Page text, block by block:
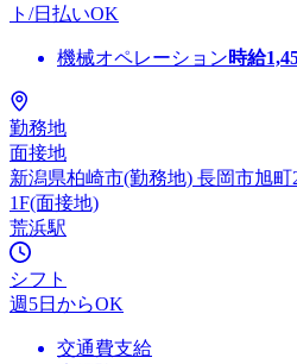
ト/日払いOK
機械オペレーション時給
勤務地
面接地
新潟県柏崎市(勤務地) 長岡市旭
1F(面接地)
荒浜駅
シフト
週5日からOK
交通費支給